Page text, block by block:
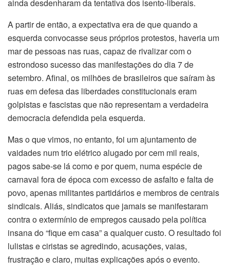
ainda desdenharam da tentativa dos isento-liberais.
A partir de então, a expectativa era de que quando a
esquerda convocasse seus próprios protestos, haveria um
mar de pessoas nas ruas, capaz de rivalizar com o
estrondoso sucesso das manifestações do dia 7 de
setembro. Afinal, os milhões de brasileiros que saíram às
ruas em defesa das liberdades constitucionais eram
golpistas e fascistas que não representam a verdadeira
democracia defendida pela esquerda.
Mas o que vimos, no entanto, foi um ajuntamento de
vaidades num trio elétrico alugado por cem mil reais,
pagos sabe-se lá como e por quem, numa espécie de
carnaval fora de época com excesso de asfalto e falta de
povo, apenas militantes partidários e membros de centrais
sindicais. Aliás, sindicatos que jamais se manifestaram
contra o extermínio de empregos causado pela política
insana do “fique em casa” a qualquer custo. O resultado foi
lulistas e ciristas se agredindo, acusações, vaias,
frustração e claro, muitas explicações após o evento.